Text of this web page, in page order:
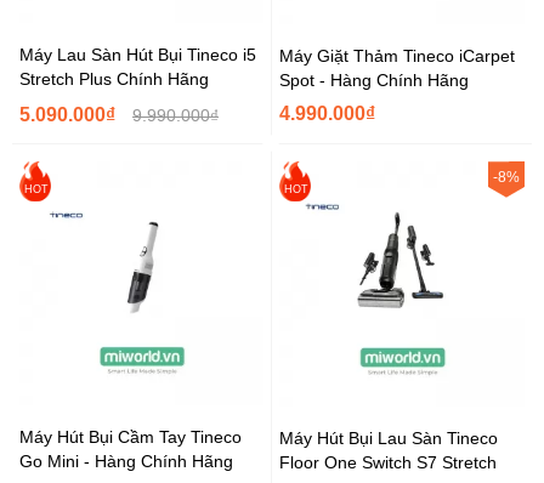
Máy Lau Sàn Hút Bụi Tineco i5
Stretch Plus Chính Hãng
5.090.000₫ 9.990.000₫
Máy Giặt Thảm Tineco iCarpet
Spot - Hàng Chính Hãng
4.990.000₫
HOT
Máy Hút Bụi Cầm Tay Tineco
Go Mini - Hàng Chính Hãng
HOT
-8%
Máy Hút Bụi Lau Sàn Tineco
Floor One Switch S7 Stretch